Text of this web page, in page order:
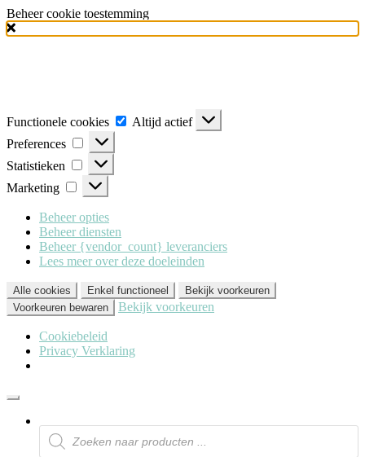
Beheer cookie toestemming
Functionele cookies
Altijd actief
Preferences
Statistieken
Marketing
Beheer opties
Beheer diensten
Beheer {vendor_count} leveranciers
Lees meer over deze doeleinden
Alle cookies Enkel functioneel
Bekijk voorkeuren
Voorkeuren bewaren
Bekijk voorkeuren
Cookiebeleid
Privacy Verklaring